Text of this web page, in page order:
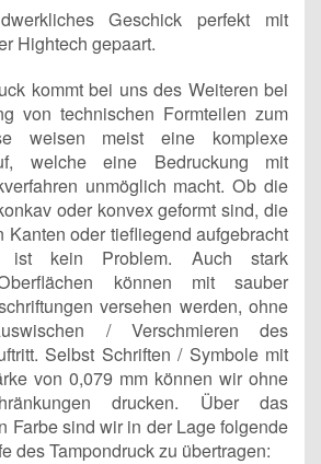
Geschick perfekt mit
Hightech gepaart.
kommt bei uns des Weiteren bei
von technischen Formteilen zum
weisen meist eine komplexe
welche eine Bedruckung mit
unmöglich macht. Ob die
oder konvex geformt sind, die
Kanten oder tiefliegend aufgebracht
ist kein Problem. Auch stark
können mit sauber
versehen werden, ohne
/ Verschmieren des
Selbst Schriften / Symbole mit
von 0,079 mm können wir ohne
drucken. Über das
Farbe sind wir in der Lage folgende
des Tampondruck zu übertragen: